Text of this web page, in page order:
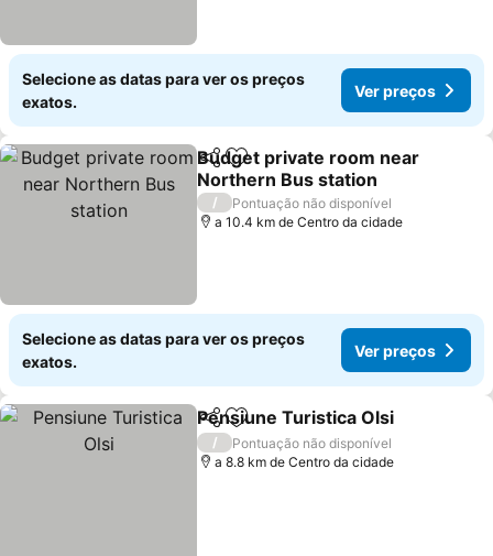
Selecione as datas para ver os preços
exatos.
Ver preços
PartilharAdicionar aos favoritos
Budget private room near
Northern Bus station
Ver preços
/
Pontuação não disponível
a 10.4 km de Centro da cidade
Selecione as datas para ver os preços
exatos.
Ver preços
PartilharAdicionar aos favoritos
Pensiune Turistica Olsi
/
Pontuação não disponível
a 8.8 km de Centro da cidade